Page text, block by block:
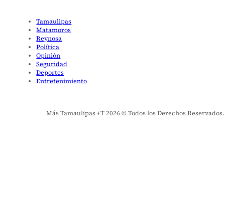
Tamaulipas
Matamoros
Reynosa
Política
Opinión
Seguridad
Deportes
Entretenimiento
Más Tamaulipas +T 2026 © Todos los Derechos